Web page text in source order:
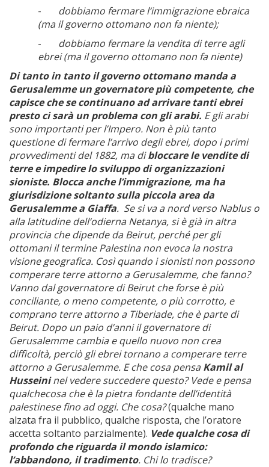
- dobbiamo fermare l’immigrazione ebraica
(ma il governo ottomano non fa niente);
- dobbiamo fermare la vendita di terre agli
ebrei (ma il governo ottomano non fa niente)
Di tanto in tanto il governo ottomano manda a
Gerusalemme un governatore più competente, che
capisce che se continuano ad arrivare tanti ebrei
presto ci sarà un problema con gli arabi. E gli arabi
sono importanti per l’Impero. Non è più tanto
questione di fermare l’arrivo degli ebrei, dopo i primi
provvedimenti del 1882, ma dibloccare le vendite di
terre e impedire lo sviluppo di organizzazioni
sioniste. Blocca anche l’immigrazione, ma ha
giurisdizione soltanto sulla piccola area da
Gerusalemme a Giaffa. Se si va a nord verso Nablus o
alla latitudine dell’odierna Netanya, si è già in altra
provincia che dipende da Beirut, perché per gli
ottomani il termine Palestina non evoca la nostra
visione geografica. Così quando i sionisti non possono
comperare terre attorno a Gerusalemme, che fanno?
Vanno dal governatore di Beirut che forse è più
conciliante, o meno competente, o più corrotto, e
comprano terre attorno a Tiberiade, che è parte di
Beirut. Dopo un paio d’anni il governatore di
Gerusalemme cambia e quello nuovo non crea
difficoltà, perciò gli ebrei tornano a comperare terre
attorno a Gerusalemme. E che cosa pensaKamil al
Husseininel vedere succedere questo? Vede e pensa
qualchecosa che è la pietra fondante dell’identità
palestinese fino ad oggi. Che cosa?(qualche mano
alzata fra il pubblico, qualche risposta, che l’oratore
accetta soltanto parzialmente). Vede qualche cosa di
profondo che riguarda il mondo islamico:
l’abbandono, il tradimento. Chi lo tradisce?